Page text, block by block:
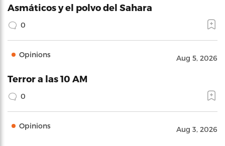
Asmáticos y el polvo del Sahara
0
Opinions Aug 5, 2026
Terror a las 10 AM
0
Opinions Aug 3, 2026